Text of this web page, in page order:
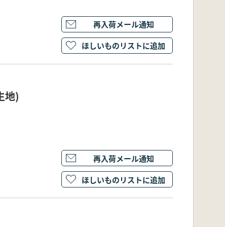
再入荷メール通知
ほしいものリストに追加
地)
再入荷メール通知
ほしいものリストに追加